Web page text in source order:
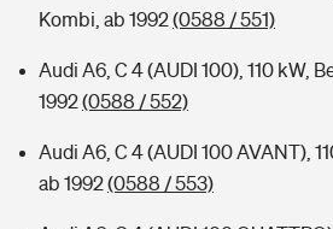
Kombi, ab 1992(0588 / 551)
Audi A6, C 4 (AUDI 100), 110 kW,
1992(0588 / 552)
Audi A6, C 4 (AUDI 100 AVANT),
ab 1992(0588 / 553)